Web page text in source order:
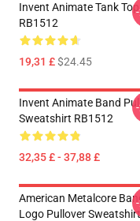
Invent Animate Tank Top
RB1512
19,31 £$24.45
Invent Animate Band
Sweatshirt RB1512
32,35 £ - 37,88 £
American Metalcore
Logo Pullover Sweatshirt